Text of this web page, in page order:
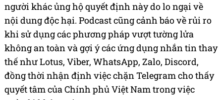
người khác ủng hộ quyết định này do lo ngại về
nội dung độc hại. Podcast cũng cảnh báo về rủi ro
khi sử dụng các phương pháp vượt tường lửa
không an toàn và gợi ý các ứng dụng nhắn tin thay
thế như Lotus, Viber, WhatsApp, Zalo, Discord,
đồng thời nhận định việc chặn Telegram cho thấy
quyết tâm của Chính phủ Việt Nam trong việc